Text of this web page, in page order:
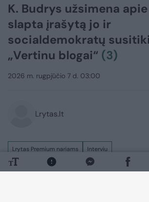
K. Budrys užsimena
slapta įrašytą jo ir
socialdemokratų
„Vertinu blogai“ (3)
2026 m. rugpjūčio 7 d. 03:00
Lrytas.lt
Lrytas Premium nariams Interviu
Formuojant XXI-ąją